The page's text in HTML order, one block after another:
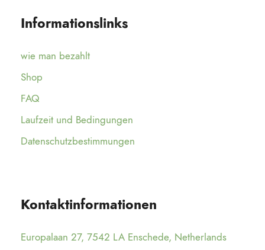
Informationslinks
wie man bezahlt
Shop
FAQ
Laufzeit und Bedingungen
Datenschutzbestimmungen
Kontaktinformationen
Europalaan 27, 7542 LA Enschede, Netherlands